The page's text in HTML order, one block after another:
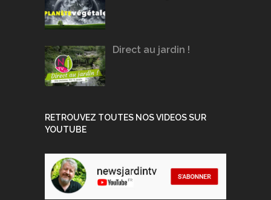
Direct au jardin !
RETROUVEZ TOUTES NOS VIDEOS SUR
YOUTUBE